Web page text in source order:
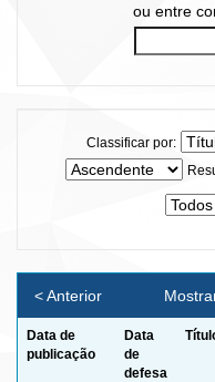
ou entre
Classificar por:
< Anterior
Data de
publicação
Data
de
defesa